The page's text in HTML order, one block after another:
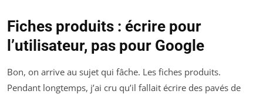
Fiches produits : écrire pour
l’utilisateur, pas pour Google
Bon, on arrive au sujet qui fâche. Les fiches produits.
Pendant longtemps, j’ai cru qu’il fallait écrire des pavés de